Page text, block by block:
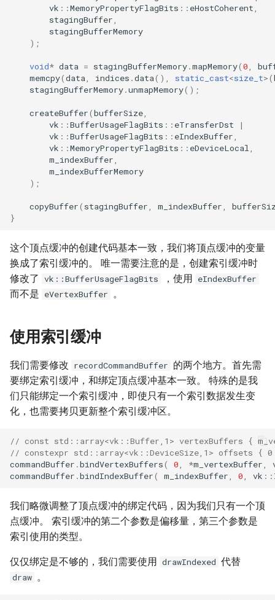
vk ::MemoryPropertyFlagBits :: eHostCoherent,
stagingBuffer,
stagingBufferMemory
);
void* data = stagingBufferMemory.mapMemory(0,
memcpy(data, indices .data(), static_cast<size_t>(
stagingBufferMemory.unmapMemory();
createBuffer(bufferSize,
vk ::BufferUsageFlagBits :: eTransferDst
|
vk ::BufferUsageFlagBits :: eIndexBuffer,
vk ::MemoryPropertyFlagBits :: eDeviceLocal,
m_indexBuffer,
m_indexBufferMemory
);
copyBuffer( stagingBuffer, m_indexBuffer,
}
这个顶点缓冲的创建代码基本一致，我们将顶点缓冲的变量
换成了索引缓冲的。 唯一需要注意的是，创建索引缓冲时
修改了 vk::BufferUsageFlagBits ，使用 eIndexBuffer
而不是 eVertexBuffer 。
使用索引缓冲
我们需要修改 recordCommandBuffer 的两个地方。首先需
要绑定索引缓冲，和绑定顶点缓冲基本一致。 特殊的是我
们只能绑定一个索引缓冲，即使只有一个索引数据发生变
化，也需要拷贝更新整个索引缓冲区。
// const std::array<vk::Buffer,1> vertexBuffers {
// constexpr std::array<vk::DeviceSize,1> offsets {
commandBuffer .bindVertexBuffers( 0, *m_vertexBuffer,
commandBuffer .bindIndexBuffer( m_indexBuffer, 0, vk ::
我们略微调整了顶点缓冲的绑定代码，因为我们只有一个顶
点缓冲。 索引缓冲的第二个参数是偏移量，第三个参数是
索引使用的类型。
仅仅绑定是不够的，我们需要使用 drawIndexed 代替
draw 。